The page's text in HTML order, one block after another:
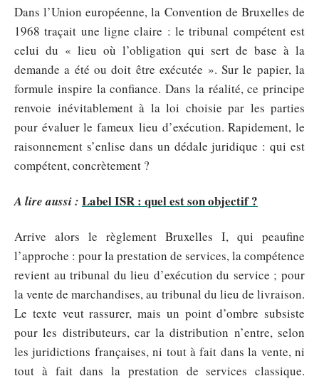
Dans l’Union européenne, la Convention de Bruxelles de
1968 traçait une ligne claire : le tribunal compétent est
celui du « lieu où l’obligation qui sert de base à la
demande a été ou doit être exécutée ». Sur le papier, la
formule inspire la confiance. Dans la réalité, ce principe
renvoie inévitablement à la loi choisie par les parties
pour évaluer le fameux lieu d’exécution. Rapidement, le
raisonnement s’enlise dans un dédale juridique : qui est
compétent, concrètement ?
A lire aussi : Label ISR : quel est son objectif ?
Arrive alors le règlement Bruxelles I, qui peaufine
l’approche : pour la prestation de services, la compétence
revient au tribunal du lieu d’exécution du service ; pour
la vente de marchandises, au tribunal du lieu de livraison.
Le texte veut rassurer, mais un point d’ombre subsiste
pour les distributeurs, car la distribution n’entre, selon
les juridictions françaises, ni tout à fait dans la vente, ni
tout à fait dans la prestation de services classique.